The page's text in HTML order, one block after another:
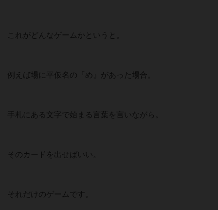
これがどんなゲームかというと。
例えば場に平仮名の『め』があった場合。
手札にある文字で始まる言葉を言いながら。
そのカードを出せばいい。
それだけのゲームです。